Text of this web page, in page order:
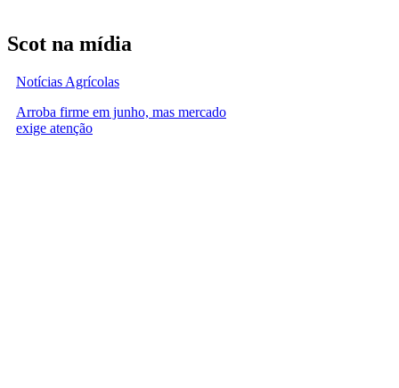
Scot na mídia
Notícias Agrícolas
Arroba firme em junho, mas mercado
exige atenção